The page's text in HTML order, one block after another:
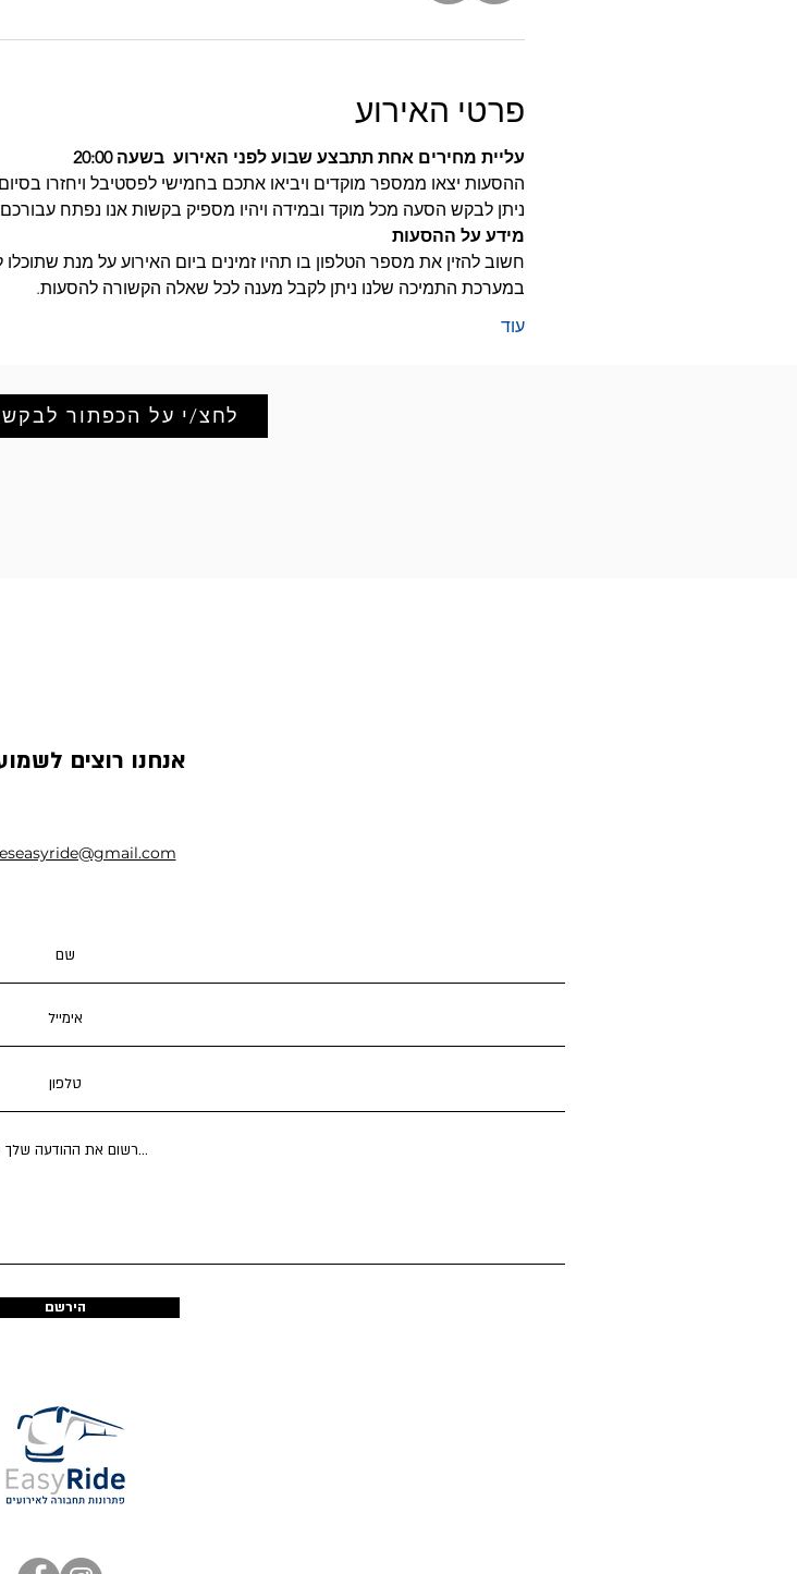
פרטי האירוע
עליית מחירים אחת תתבצע שבוע לפני האירוע  בשעה 20:00
ההסעות יצאו ממספר מוקדים ויביאו אתכם בחמישי לפסטיבל ויחזרו
ניתן לבקש הסעה מכל מוקד ובמידה ויהיו מספיק בקשות אנו נפתח
מידע על ההסעות
חשוב להזין את מספר הטלפון בו תהיו זמינים ביום האירוע על מנת
במערכת התמיכה שלנו ניתן לקבל מענה לכל שאלה הקשורה להסעות.
עוד
לחצ/י על הכפתור
אנחנו רוצים
הירשם